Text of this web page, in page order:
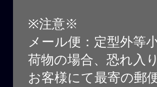
※注意※
メール便：定型外等
荷物の場合、恐れ入
お客様にて最寄の郵